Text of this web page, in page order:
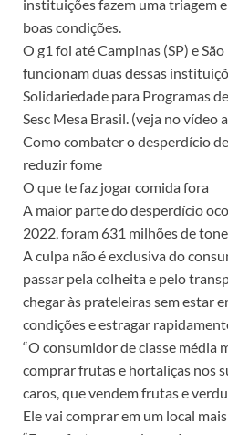
instituições fazem uma triagem
boas condições.
O g1 foi até Campinas (SP) e
funcionam duas dessas
Solidariedade para Programas
Sesc Mesa Brasil. (veja no vídeo
Como combater o desperdício
reduzir fome
O que te faz jogar comida fora
A maior parte do desperdício
2022, foram 631 milhões de
A culpa não é exclusiva do
passar pela colheita e pelo
chegar às prateleiras sem estar
condições e estragar
“O consumidor de classe média
comprar frutas e hortaliças nos
caros, que vendem frutas e
Ele vai comprar em um local